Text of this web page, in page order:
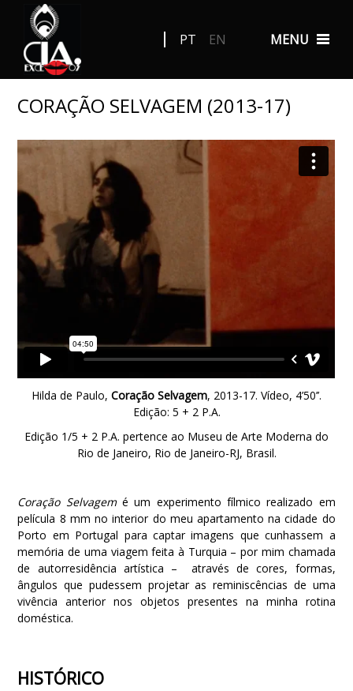
MENU
PT EN
CORAÇÃO SELVAGEM (2013-17)
Hilda de Paulo, Coração Selvagem, 2013-17. Vídeo, 4’50’’.
Edição: 5 + 2 P.A.
Edição 1/5 + 2 P.A. pertence ao Museu de Arte Moderna do
Rio de Janeiro, Rio de Janeiro-RJ, Brasil.
Coração Selvagemé um experimento fílmico realizado em
película 8 mm no interior do meu apartamento na cidade do
Porto em Portugal para captar imagens que cunhassem a
memória de uma viagem feita à Turquia – por mim chamada
de autorresidência artística – através de cores, formas,
ângulos que pudessem projetar as reminiscências de uma
vivência anterior nos objetos presentes na minha rotina
doméstica.
HISTÓRICO